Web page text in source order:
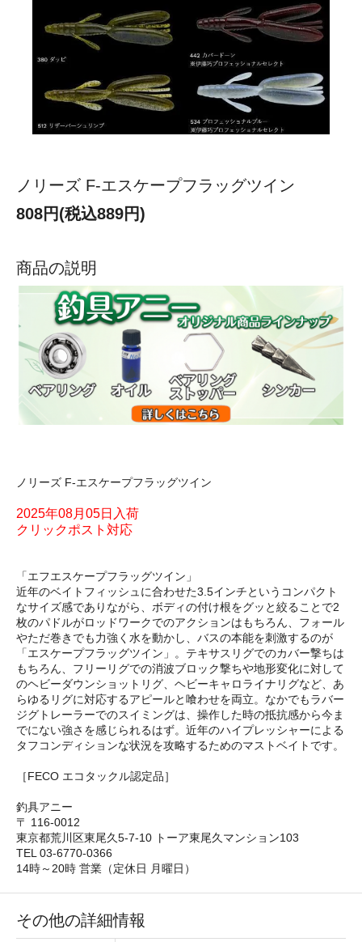
ノリーズ F-エスケープフラッグツイン
808円(税込889円)
商品の説明
ノリーズ F-エスケープフラッグツイン
2025年08月05日入荷
クリックポスト対応
「エフエスケープフラッグツイン」
近年のベイトフィッシュに合わせた3.5インチというコンパクト
なサイズ感でありながら、ボディの付け根をグッと絞ることで2
枚のパドルがロッドワークでのアクションはもちろん、フォール
やただ巻きでも力強く水を動かし、バスの本能を刺激するのが
「エスケープフラッグツイン」。テキサスリグでのカバー撃ちは
もちろん、フリーリグでの消波ブロック撃ちや地形変化に対して
のヘビーダウンショットリグ、ヘビーキャロライナリグなど、あ
らゆるリグに対応するアピールと喰わせを両立。なかでもラバー
ジグトレーラーでのスイミングは、操作した時の抵抗感から今ま
でにない強さを感じられるはず。近年のハイプレッシャーによる
タフコンディションな状況を攻略するためのマストベイトです。
［FECO エコタックル認定品］
釣具アニー
〒 116-0012
東京都荒川区東尾久5-7-10 トーア東尾久マンション103
TEL 03-6770-0366
14時～20時 営業（定休日 月曜日）
その他の詳細情報